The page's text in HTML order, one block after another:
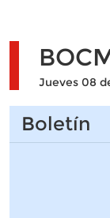
Jueves 08
Boletín